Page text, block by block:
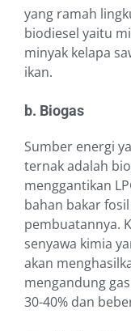
yang ramah
biodiesel yaitu
minyak kelapa
ikan.
b. Biogas
Sumber energi
ternak adalah
menggantikan
bahan bakar
pembuatannya.
senyawa kimia
akan
mengandung
30-40% dan